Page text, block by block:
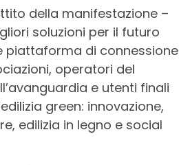
della manifestazione –
soluzioni per il futuro
piattaforma di connessione
operatori del
e utenti finali
green: innovazione,
edilizia in legno e social